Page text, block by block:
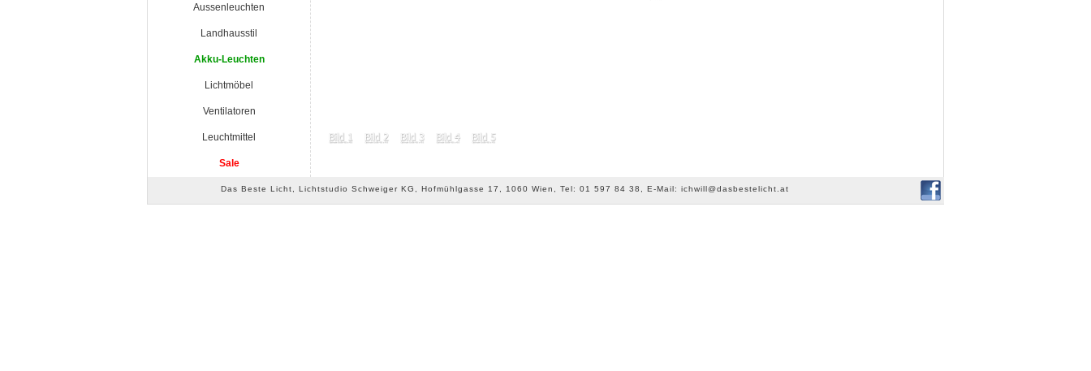
Aussenleuchten
Landhausstil
Akku-Leuchten
Lichtmöbel
Ventilatoren
Leuchtmittel
Sale
Das Beste Licht, Lichtstudio Schweiger KG, Hofmühlgasse 17, 1060 Wien, Tel: 01 597 84 38, E-Mail: ichwill@dasbestelicht.at